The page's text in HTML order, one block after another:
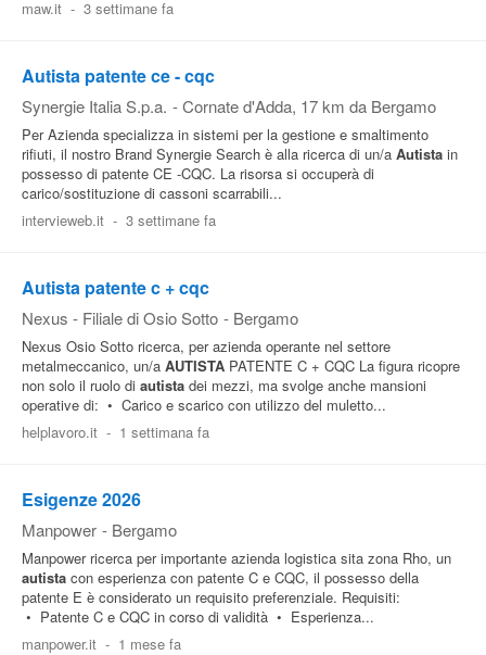
maw.it - 3 settimane fa
Autista patente ce - cqc
Synergie Italia S.p.a. - Cornate d'Adda, 17 km da Bergamo
Per Azienda specializza in sistemi per la gestione e smaltimento
rifiuti, il nostro Brand Synergie Search è alla ricerca di un/a Autista in
possesso di patente CE -CQC. La risorsa si occuperà di
carico/sostituzione di cassoni scarrabili...
intervieweb.it - 3 settimane fa
Autista patente c + cqc
Nexus - Filiale di Osio Sotto - Bergamo
Nexus Osio Sotto ricerca, per azienda operante nel settore
metalmeccanico, un/a AUTISTA PATENTE C + CQC La figura ricopre
non solo il ruolo di autista dei mezzi, ma svolge anche mansioni
operative di: • Carico e scarico con utilizzo del muletto...
helplavoro.it - 1 settimana fa
Esigenze 2026
Manpower - Bergamo
Manpower ricerca per importante azienda logistica sita zona Rho, un
autista con esperienza con patente C e CQC, il possesso della
patente E è considerato un requisito preferenziale. Requisiti:
• Patente C e CQC in corso di validità • Esperienza...
manpower.it - 1 mese fa